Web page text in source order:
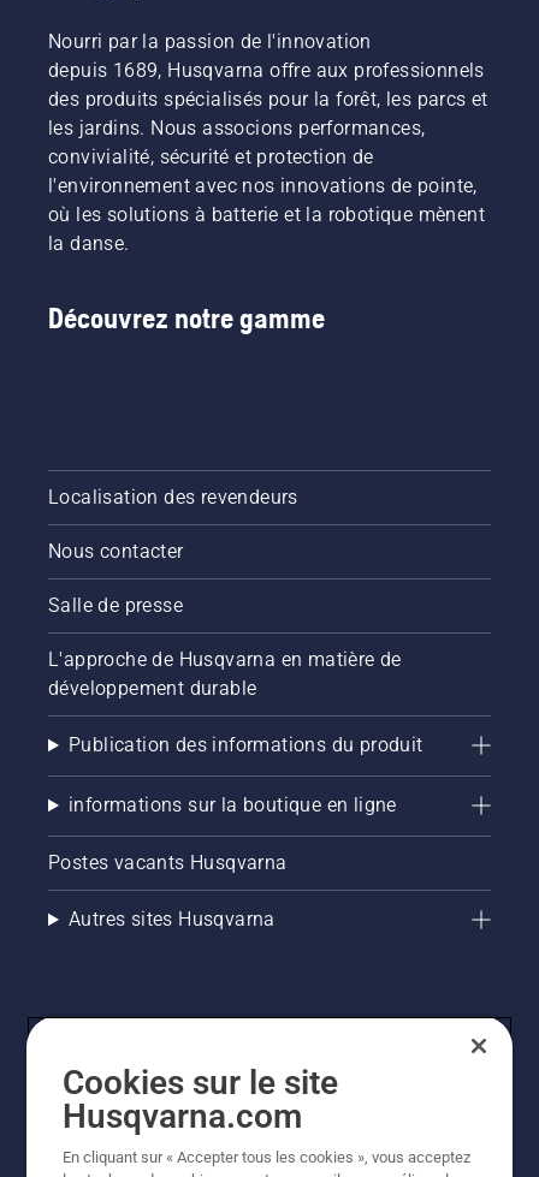
Nourri par la passion de l'innovation
depuis 1689, Husqvarna offre aux professionnels
des produits spécialisés pour la forêt, les parcs et
les jardins. Nous associons performances,
convivialité, sécurité et protection de
l'environnement avec nos innovations de pointe,
où les solutions à batterie et la robotique mènent
la danse.
Découvrez notre gamme
Localisation des revendeurs
Nous contacter
Salle de presse
L'approche de Husqvarna en matière de
développement durable
Publication des informations du produit
informations sur la boutique en ligne
Postes vacants Husqvarna
Autres sites Husqvarna
Cookies sur le site
Husqvarna.com
En cliquant sur « Accepter tous les cookies », vous acceptez